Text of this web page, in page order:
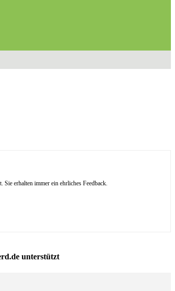
erhalten immer ein ehrliches Feedback.
unterstützt